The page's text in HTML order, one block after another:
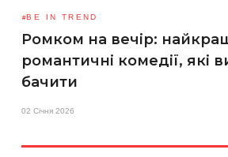
BE IN TREND
Ромком на вечір:
романтичні комедії, які
бачити
02 Січня 2026